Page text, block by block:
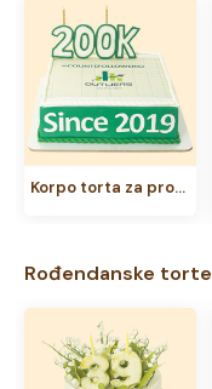
Korpo torta za proslavu 200K pratilaca
Rođendanske torte